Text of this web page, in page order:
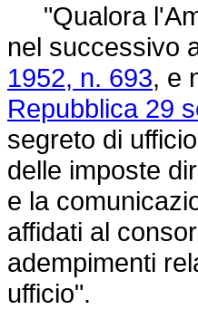
"Qualora
nel successivo
1952, n. 693, e
Repubblica 29
segreto di
delle imposte
e la
affidati al
adempimenti
ufficio".